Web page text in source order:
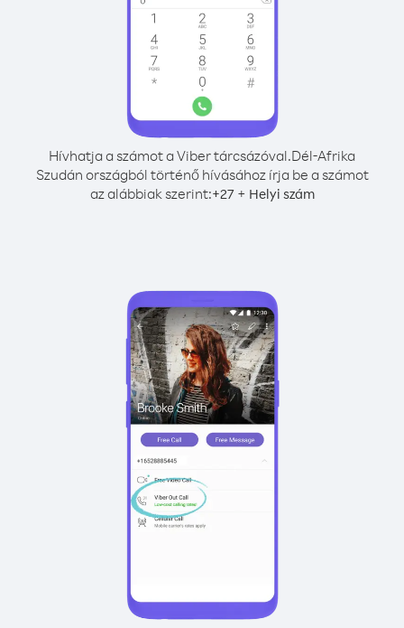
Hívhatja a számot a Viber tárcsázóval.Dél-Afrika
Szudán országból történő hívásához írja be a számot
az alábbiak szerint:+27+ Helyi szám